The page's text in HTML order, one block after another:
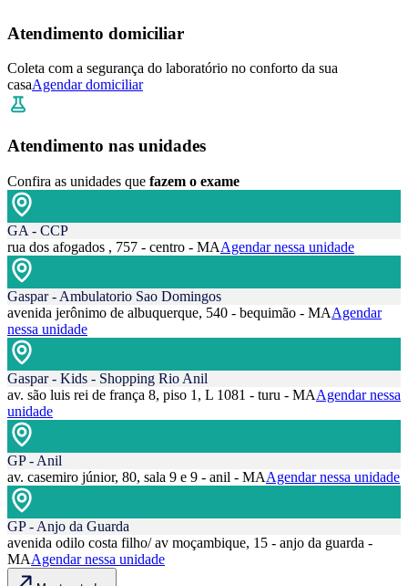
Atendimento domiciliar
Coleta com a segurança do laboratório no conforto da sua
casaAgendar domiciliar
Atendimento nas unidades
Confira as unidades que fazem o exame
GA - CCP
rua dos afogados , 757 - centro - MAAgendar nessa unidade
Gaspar - Ambulatorio Sao Domingos
avenida jerônimo de albuquerque, 540 - bequimão - MAAgendar
nessa unidade
Gaspar - Kids - Shopping Rio Anil
av. são luis rei de frança 8, piso 1, L 1081 - turu - MAAgendar nessa
unidade
GP - Anil
av. casemiro júnior, 80, sala 9 e 9 - anil - MAAgendar nessa unidade
GP - Anjo da Guarda
avenida odilo costa filho/ av moçambique, 15 - anjo da guarda -
MAAgendar nessa unidade